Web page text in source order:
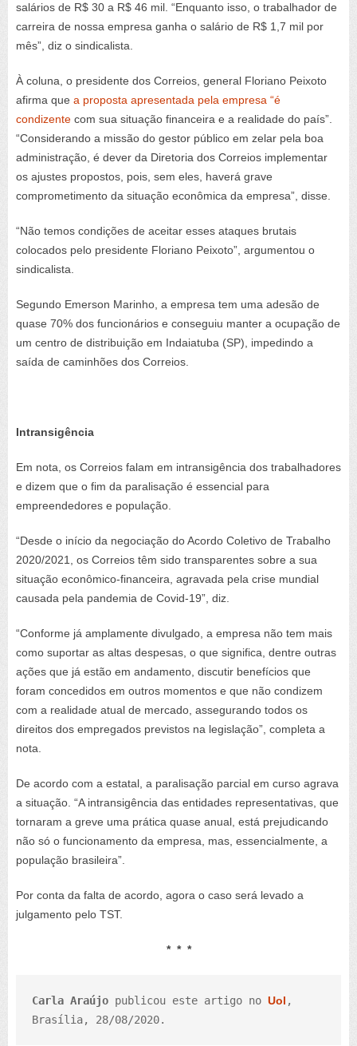
salários de R$ 30 a R$ 46 mil. “Enquanto isso, o trabalhador de
carreira de nossa empresa ganha o salário de R$ 1,7 mil por
mês”, diz o sindicalista.
À coluna, o presidente dos Correios, general Floriano Peixoto
afirma que a proposta apresentada pela empresa “é
condizente com sua situação financeira e a realidade do país”.
“Considerando a missão do gestor público em zelar pela boa
administração, é dever da Diretoria dos Correios implementar
os ajustes propostos, pois, sem eles, haverá grave
comprometimento da situação econômica da empresa”, disse.
“Não temos condições de aceitar esses ataques brutais
colocados pelo presidente Floriano Peixoto”, argumentou o
sindicalista.
Segundo Emerson Marinho, a empresa tem uma adesão de
quase 70% dos funcionários e conseguiu manter a ocupação de
um centro de distribuição em Indaiatuba (SP), impedindo a
saída de caminhões dos Correios.
Intransigência
Em nota, os Correios falam em intransigência dos trabalhadores
e dizem que o fim da paralisação é essencial para
empreendedores e população.
“Desde o início da negociação do Acordo Coletivo de Trabalho
2020/2021, os Correios têm sido transparentes sobre a sua
situação econômico-financeira, agravada pela crise mundial
causada pela pandemia de Covid-19”, diz.
“Conforme já amplamente divulgado, a empresa não tem mais
como suportar as altas despesas, o que significa, dentre outras
ações que já estão em andamento, discutir benefícios que
foram concedidos em outros momentos e que não condizem
com a realidade atual de mercado, assegurando todos os
direitos dos empregados previstos na legislação”, completa a
nota.
De acordo com a estatal, a paralisação parcial em curso agrava
a situação. “A intransigência das entidades representativas, que
tornaram a greve uma prática quase anual, está prejudicando
não só o funcionamento da empresa, mas, essencialmente, a
população brasileira”.
Por conta da falta de acordo, agora o caso será levado a
julgamento pelo TST.
* * *
Carla Araújo publicou este artigo no Uol ,
Brasília, 28/08/2020.